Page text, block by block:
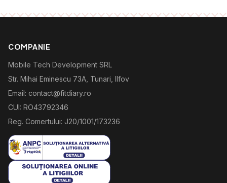
COMPANIE
Mobile Tech Development SRL
Str. Mihai Eminescu 73A, Tunari, Ilfov
Email: contact@fitdiary.ro
CUI: RO43792346
Reg. Comertului: J20/1001/173236